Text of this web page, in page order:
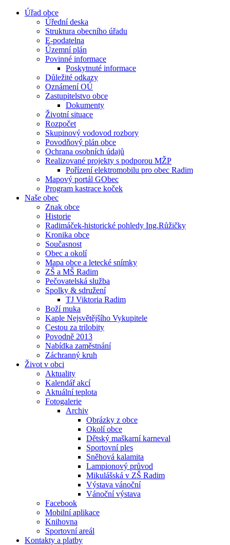
Úřad obce
Úřední deska
Struktura obecního úřadu
E-podatelna
Územní plán
Povinné informace
Poskytnuté informace
Důležité odkazy
Oznámení OÚ
Zastupitelstvo obce
Dokumenty
Životní situace
Rozpočet
Skupinový vodovod rozbory
Povodňový plán obce
Ochrana osobních údajů
Realizované projekty s podporou MŽP
Pořízení elektromobilu pro obec Radim
Mapový portál GObec
Program kastrace koček
Naše obec
Znak obce
Historie
Radimáček-historické pohledy Ing.Růžičky
Kronika obce
Současnost
Obec a okolí
Mapa obce a letecké snímky
ZŠ a MŠ Radim
Pečovatelská služba
Spolky & sdružení
TJ Viktoria Radim
Boží muka
Kaple Nejsvětějšího Vykupitele
Cestou za trilobity
Povodně 2013
Nabídka zaměstnání
Záchranný kruh
Život v obci
Aktuality
Kalendář akcí
Aktuální teplota
Fotogalerie
Archiv
Obrázky z obce
Okolí obce
Dětský maškarní karneval
Sportovní ples
Sněhová kalamita
Lampionový průvod
Mikulášská v ZŠ Radim
Výstava vánoční
Vánoční výstava
Facebook
Mobilní aplikace
Knihovna
Sportovní areál
Kontakty a platby